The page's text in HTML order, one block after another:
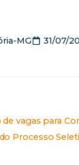
MG 31/07/
de vagas para
Processo